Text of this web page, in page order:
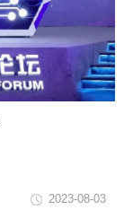
2023-08-03